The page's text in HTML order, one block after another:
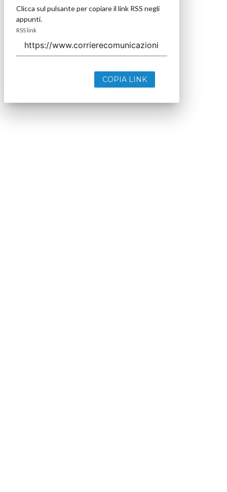
Clicca sul pulsante per copiare il link RSS negli
appunti.
RSS link
COPIA LINK